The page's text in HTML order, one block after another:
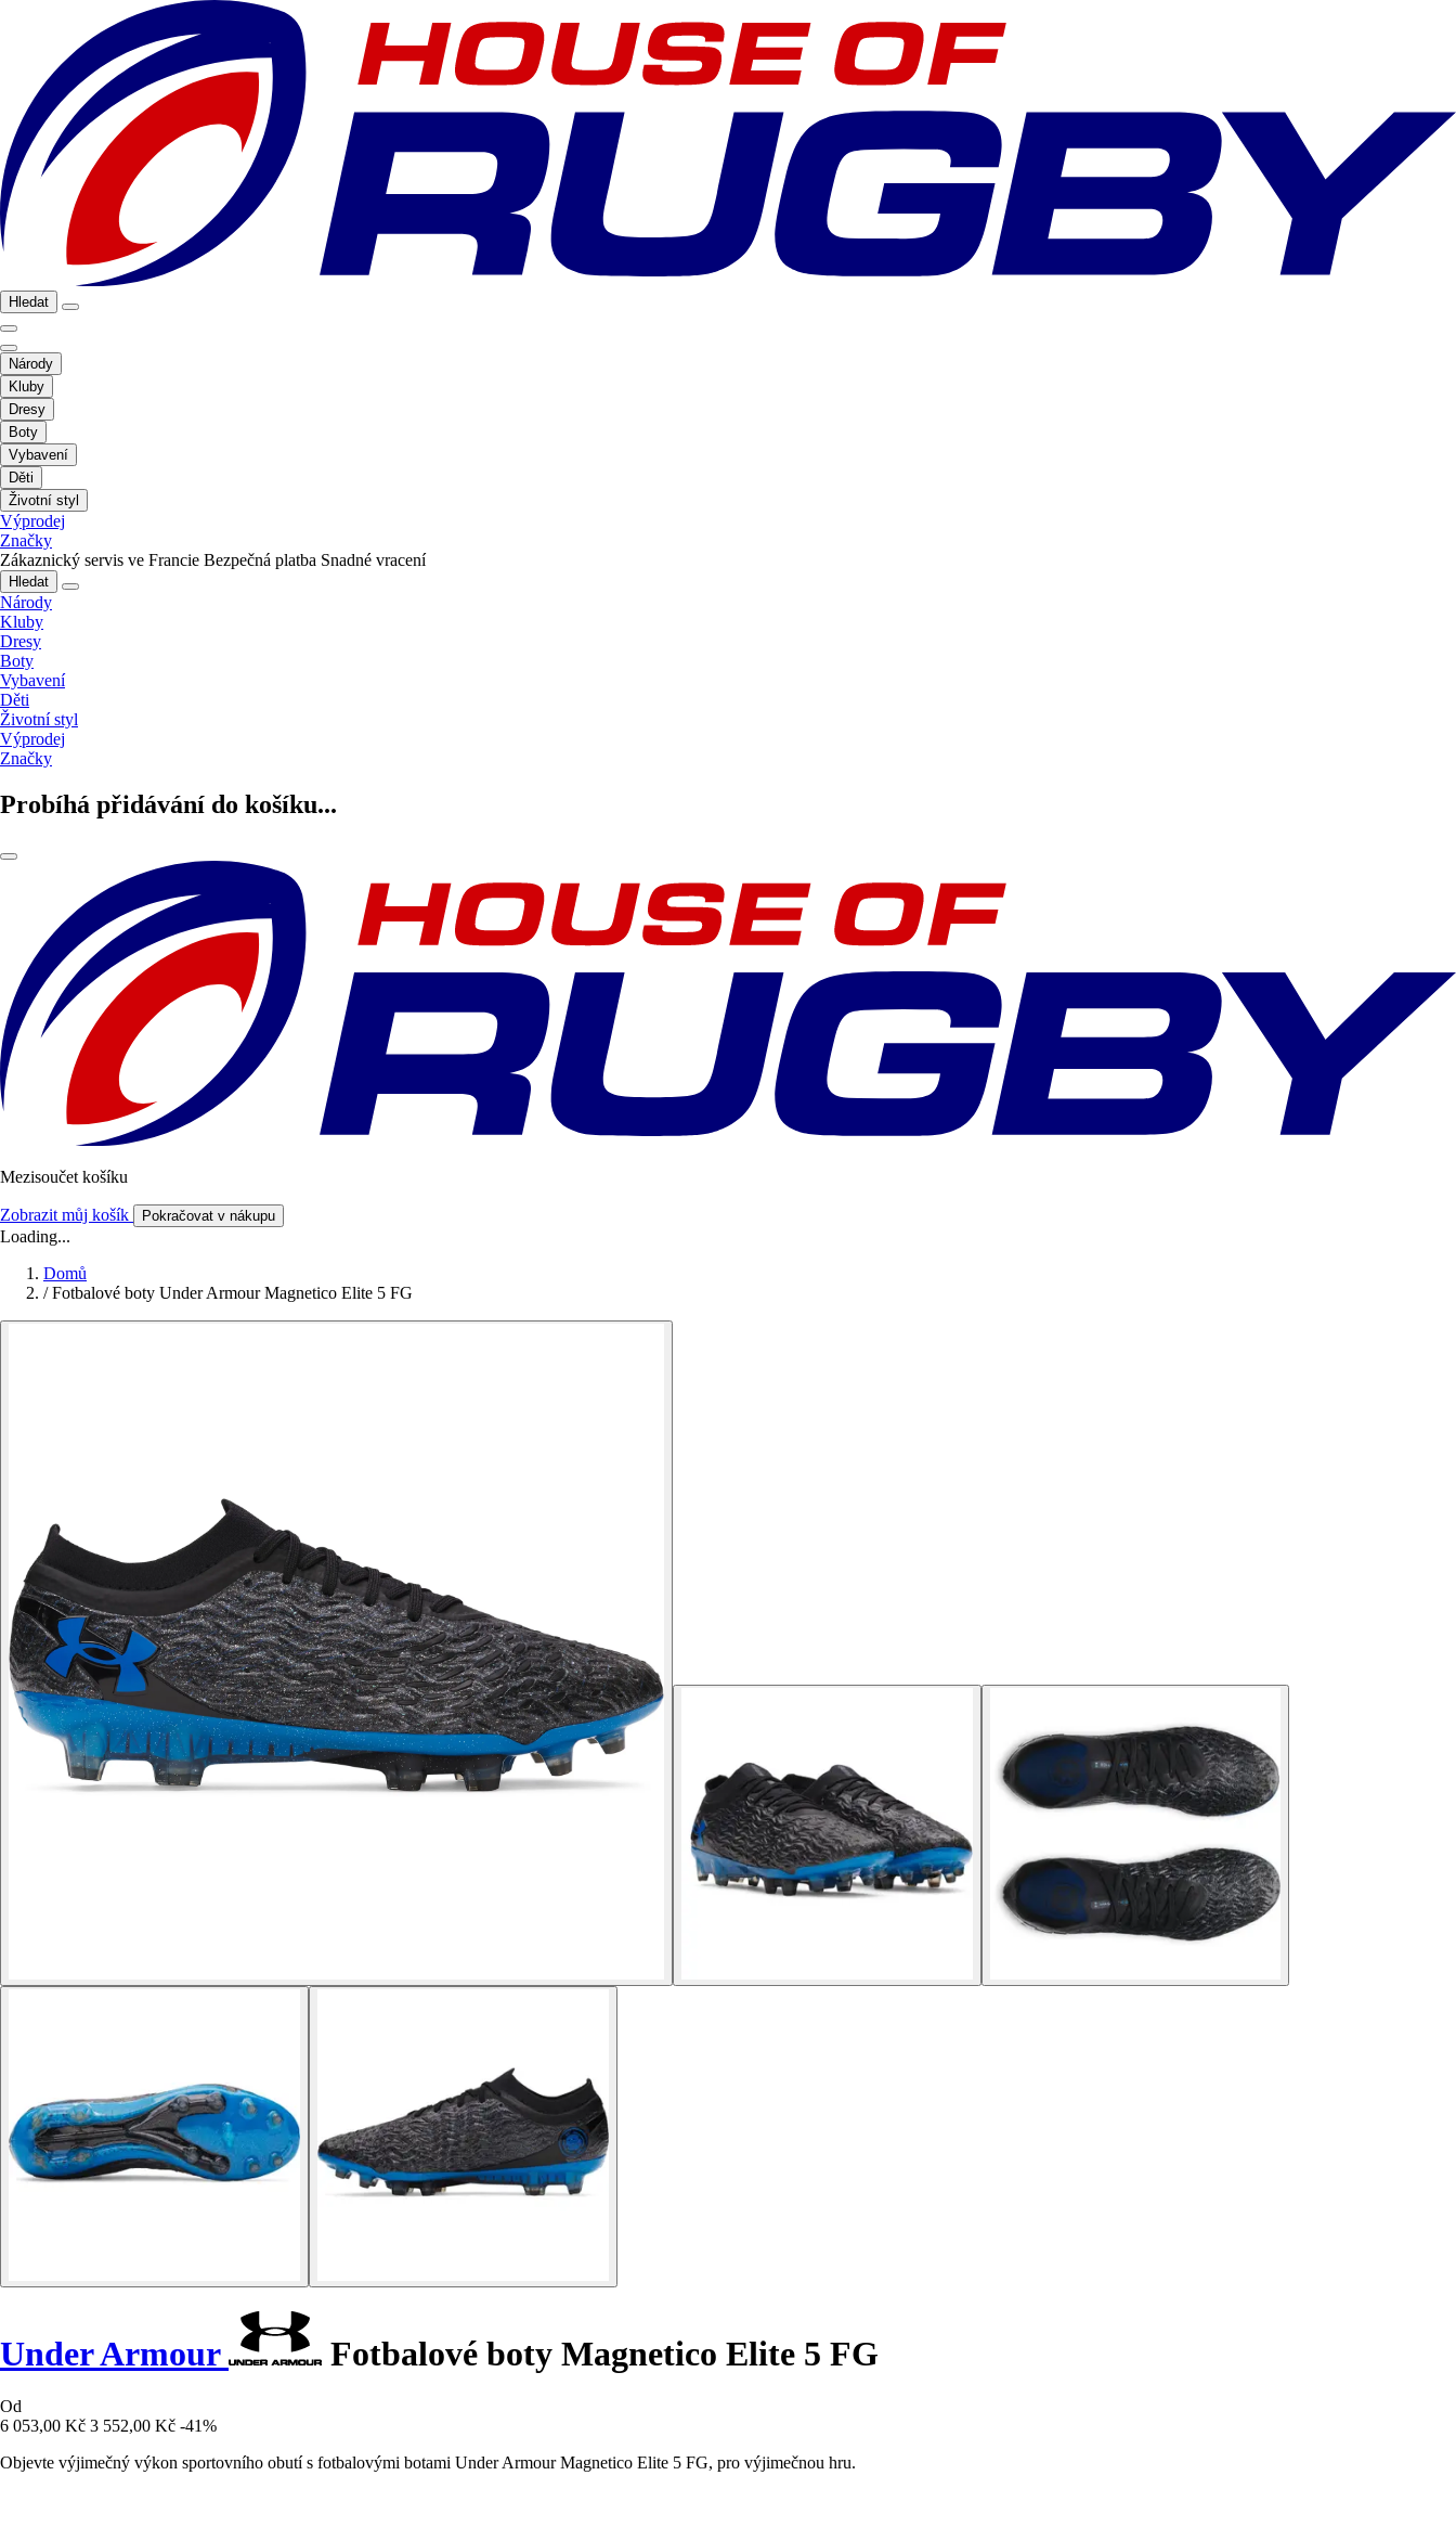
Hledat
Národy
Kluby
Dresy
Boty
Vybavení
Děti
Životní styl
Výprodej
Značky
Zákaznický servis ve Francie Bezpečná platba Snadné vracení
Hledat
Národy
Kluby
Dresy
Boty
Vybavení
Děti
Životní styl
Výprodej
Značky
Probíhá přidávání do košíku...
Mezisoučet košíku
Zobrazit můj košík Pokračovat v nákupu
Loading...
Domů
/ Fotbalové boty Under Armour Magnetico Elite 5 FG
Under Armour Fotbalové boty Magnetico Elite 5 FG
Od
6 053,00 Kč 3 552,00 Kč -41%
Objevte výjimečný výkon sportovního obutí s fotbalovými botami Under Armour Magnetico Elite 5 FG, pro výjimečnou hru.